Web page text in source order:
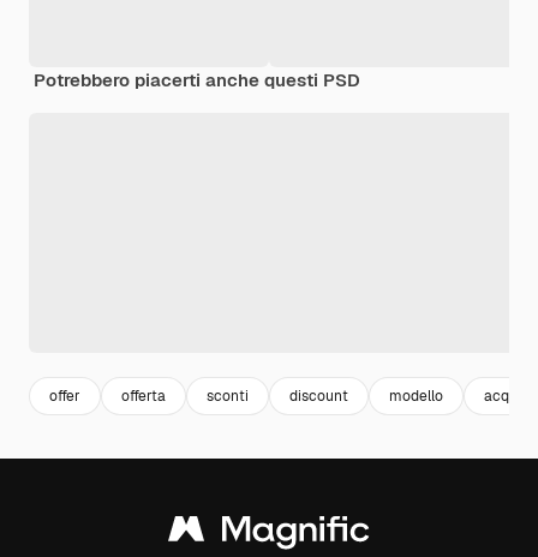
Potrebbero piacerti anche questi PSD
offer offerta sconti discount modello acquisti